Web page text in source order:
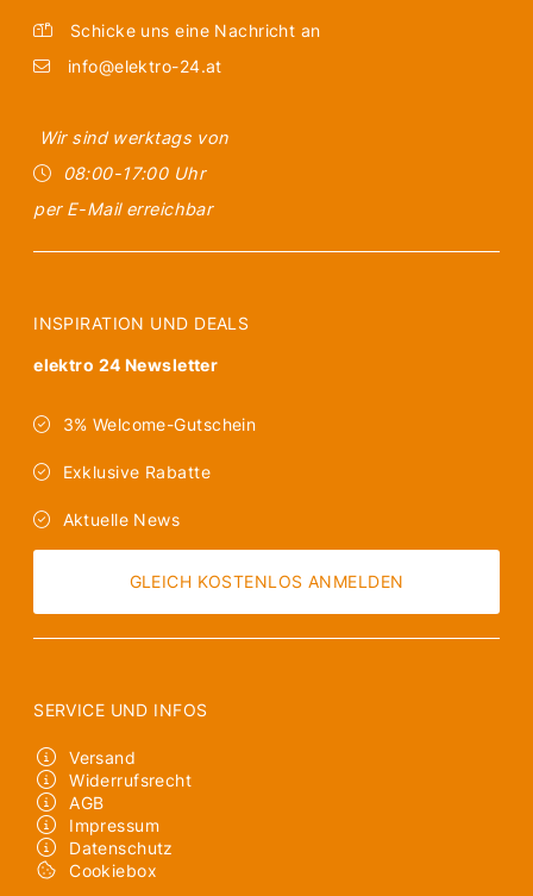
Schicke uns eine Nachricht an
info@elektro-24.at
Wir sind werktags von
08:00-17:00 Uhr
per E-Mail erreichbar
INSPIRATION UND DEALS
elektro 24 Newsletter
3% Welcome-Gutschein
Exklusive Rabatte
Aktuelle News
GLEICH KOSTENLOS ANMELDEN
SERVICE UND INFOS
Versand
Widerrufsrecht
AGB
Impressum
Datenschutz
Cookiebox